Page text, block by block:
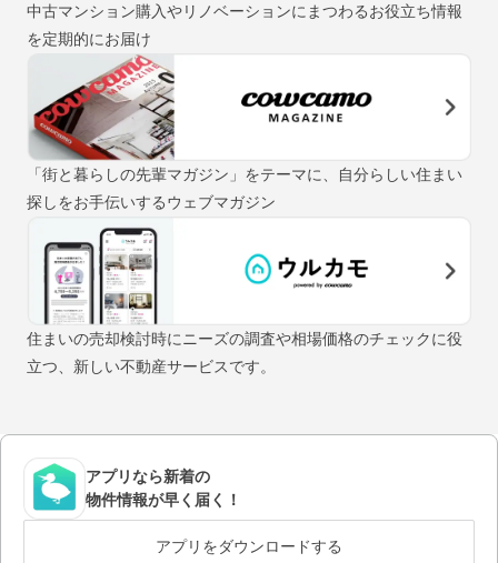
中古マンション購入やリノベーションにまつわるお役立ち情報
を定期的にお届け
「街と暮らしの先輩マガジン」をテーマに、自分らしい住まい
探しをお手伝いするウェブマガジン
住まいの売却検討時にニーズの調査や相場価格のチェックに役
立つ、新しい不動産サービスです。
アプリなら新着の
物件情報が早く届く！
アプリをダウンロードする